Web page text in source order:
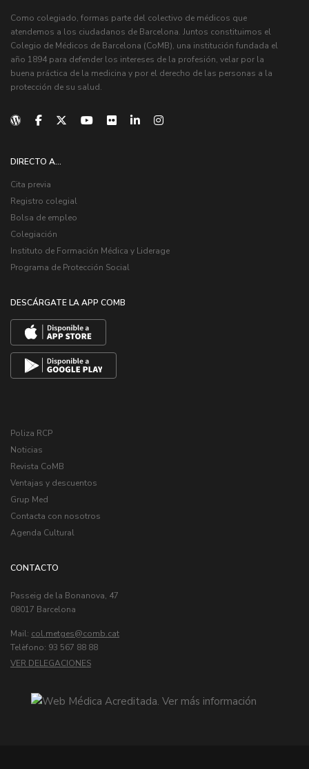
Como colegiado, formas parte del colectivo de médicos que
atendemos a los ciudadanos de Barcelona. Juntos constituimos el
Colegio de Médicos de Barcelona (CoMB), una institución fundada el
año 1894 para defender los intereses de la profesión, velar por la
buena práctica de la medicina y por el derecho de las personas a la
protección de su salud.
DIRECTO A...
Cita previa
Registro colegial
Bolsa de empleo
Colegiación
Instituto de Formación Médica y Liderage
Programa de Protección Social
DESCÁRGATE LA APP COMB
Poliza RCP
Noticias
Revista CoMB
Ventajas y descuentos
Grup Med
Contacta con nosotros
Agenda Cultural
CONTACTO
Passeig de la Bonanova, 47
08017 Barcelona
Mail: col.metges
Telèfono: 93 567 88 88
VER DELEGACIONES